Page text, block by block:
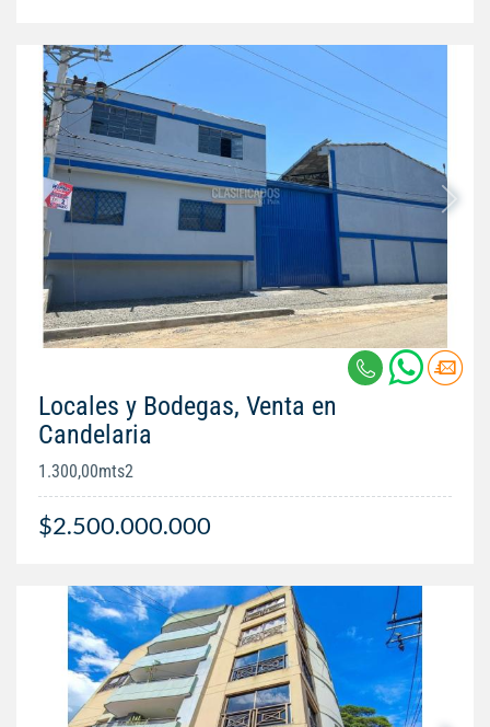
Locales y Bodegas, Venta en
Candelaria
1.300,00mts2
$2.500.000.000